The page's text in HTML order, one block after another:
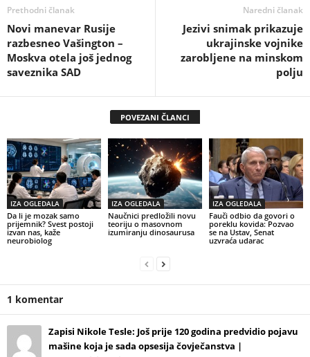
Prethodni članak
Novi manevar Rusije
razbesneo Vašington –
Moskva otela još jednog
saveznika SAD
Naredni članak
Jezivi snimak prikazuje
ukrajinske vojnike
zarobljene na minskom
polju
POVEZANI ČLANCI
IZA OGLEDALA
Da li je mozak samo
prijemnik? Svest postoji
izvan nas, kaže
neurobiolog
IZA OGLEDALA
Naučnici predložili novu
teoriju o masovnom
izumiranju dinosaurusa
IZA OGLEDALA
Fauči odbio da govori o
poreklu kovida: Pozvao
se na Ustav, Senat
uzvraća udarac
1 komentar
Zapisi Nikole Tesle: Još prije 120 godina predvidio pojavu
mašine koja je sada opsesija čovječanstva |